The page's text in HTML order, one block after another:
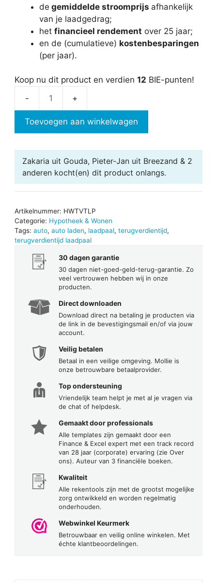
de gemiddelde stroomprijs afhankelijk
van je laadgedrag;
het financieel rendement over 25 jaar;
en de (cumulatieve) kostenbesparingen
(per jaar).
Koop nu dit product en verdien 12 BIE-punten!
aantal
Toevoegen aan winkelwagen
Zakaria uit Gouda, Pieter-Jan uit Breezand & 2
anderen kocht(en) dit product onlangs.
Artikelnummer: HWTVTLP
Categorie: Hypotheek & Wonen
Tags: auto, auto laden, laadpaal, terugverdientijd,
terugverdientijd laadpaal
30 dagen garantie
30 dagen niet-goed-geld-terug-garantie. Zo
veel vertrouwen hebben wij in onze
producten.
Direct downloaden
Download direct na betaling je producten via
de link in de bevestigingsmail en/of via jouw
account.
Veilig betalen
Betaal in een veilige omgeving. Mollie is
onze betrouwbare betaalprovider.
Top ondersteuning
Vriendelijk team helpt je met al je vragen via
de chat of helpdesk.
Gemaakt door professionals
Alle templates zijn gemaakt door een
Finance & Excel expert met een track record
van 28 jaar (corporate) ervaring (zie Over
ons). Auteur van 3 financiële boeken.
Kwaliteit
Alle rekentools zijn met de grootst mogelijke
zorg ontwikkeld en worden regelmatig
onderhouden.
Webwinkel Keurmerk
Betrouwbaar en veilig online winkelen. Met
échte klantbeoordelingen.